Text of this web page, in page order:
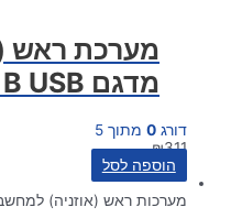
מערכת ראש
מדגם Yealink UH34 Lite B USB
דורג 0 מתוך 5
₪311
הוספה לסל
מערכות ראש (אוזניה)